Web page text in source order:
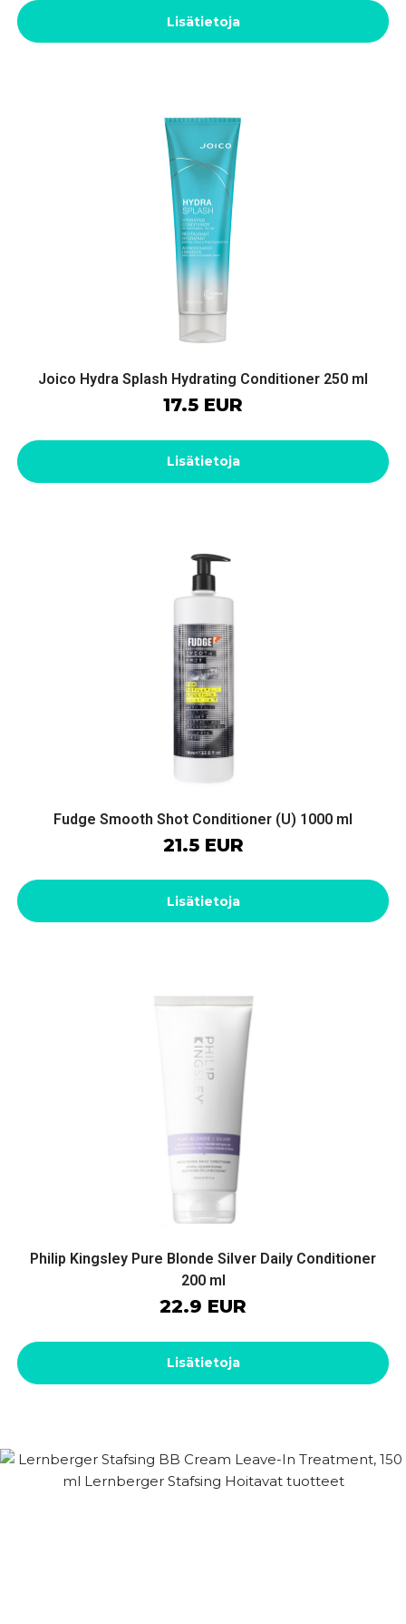
Lisätietoja
Joico Hydra Splash Hydrating Conditioner 250 ml
17.5 EUR
Lisätietoja
Fudge Smooth Shot Conditioner (U) 1000 ml
21.5 EUR
Lisätietoja
Philip Kingsley Pure Blonde Silver Daily Conditioner
200 ml
22.9 EUR
Lisätietoja